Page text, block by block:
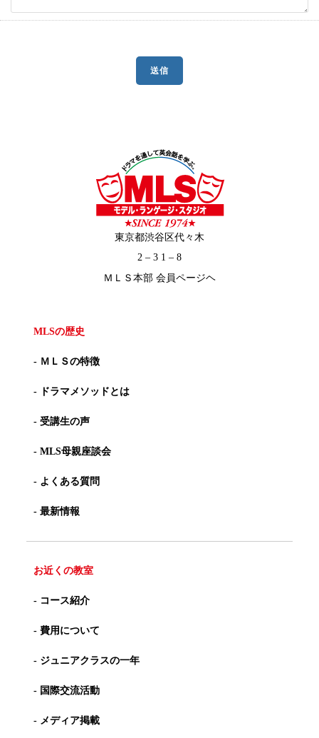
東京都渋谷区代々木
2 – 3 1 – 8
ＭＬＳ本部 会員ページヘ
MLSの歴史
- ＭＬＳの特徴
- ドラマメソッドとは
- 受講生の声
- MLS母親座談会
- よくある質問
- 最新情報
お近くの教室
- コース紹介
- 費用について
- ジュニアクラスの一年
- 国際交流活動
- メディア掲載